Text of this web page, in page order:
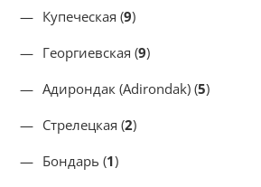
Купеческая (9)
Георгиевская (9)
Адирондак (Adirondak) (5)
Стрелецкая (2)
Бондарь (1)